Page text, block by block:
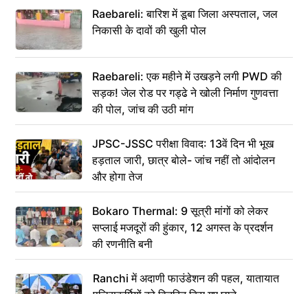
Raebareli: बारिश में डूबा जिला अस्पताल, जल
निकासी के दावों की खुली पोल
Raebareli: एक महीने में उखड़ने लगी PWD की
सड़क! जेल रोड पर गड्ढे ने खोली निर्माण गुणवत्ता
की पोल, जांच की उठी मांग
JPSC-JSSC परीक्षा विवाद: 13वें दिन भी भूख
हड़ताल जारी, छात्र बोले- जांच नहीं तो आंदोलन
और होगा तेज
Bokaro Thermal: 9 सूत्री मांगों को लेकर
सप्लाई मजदूरों की हुंकार, 12 अगस्त के प्रदर्शन
की रणनीति बनी
Ranchi में अदाणी फाउंडेशन की पहल, यातायात